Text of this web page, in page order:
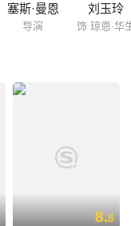
塞斯·曼恩
导演
刘玉玲
饰 琼恩·华
8.8